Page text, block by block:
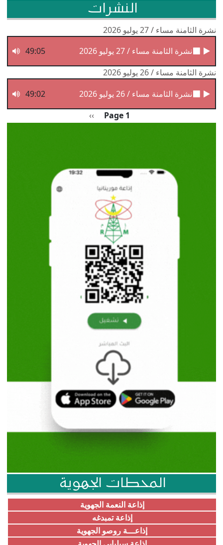
النشرات
نشرة الثامنة مساء / 27 يوليو 2026
نشرة الثامنة مساء / 27 يوليو 2026
49:05
نشرة الثامنة مساء / 26 يوليو 2026
نشرة الثامنة مساء / 26 يوليو 2026
49:02
Page 1 الصفحة التالية
››
المحطات الجهوية
إذاعة النعمة الجهوية
إذاعة تمبدغه
إذاعـــة روصو الجهوية